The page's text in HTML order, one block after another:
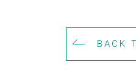
BACK